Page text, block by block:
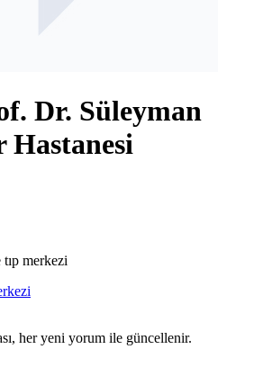
Dr. Süleyman
Hastanesi
merkezi
her yeni yorum ile güncellenir.